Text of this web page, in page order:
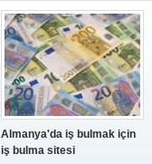
Almanya'da iş bulmak için
iş bulma sitesi